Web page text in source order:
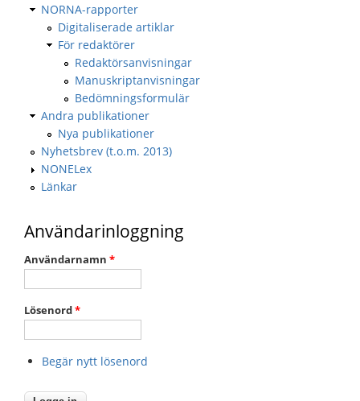
NORNA-rapporter
Digitaliserade artiklar
För redaktörer
Redaktörsanvisningar
Manuskriptanvisningar
Bedömningsformulär
Andra publikationer
Nya publikationer
Nyhetsbrev (t.o.m. 2013)
NONELex
Länkar
Användarinloggning
Användarnamn *
Lösenord*
Begär nytt lösenord